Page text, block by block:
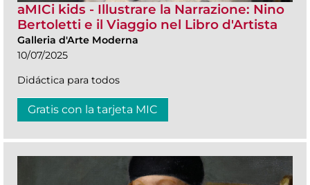
aMICi kids - Illustrare la Narrazione: Nino
Bertoletti e il Viaggio nel Libro d'Artista
Galleria d'Arte Moderna
10/07/2025
Didáctica para todos
Gratis con la tarjeta MIC